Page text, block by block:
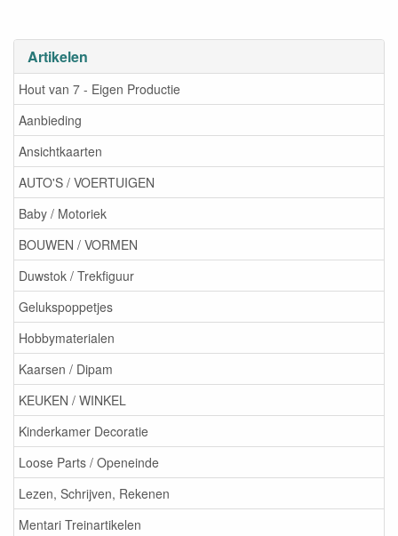
Artikelen
Hout van 7 - Eigen Productie
Aanbieding
Ansichtkaarten
AUTO'S / VOERTUIGEN
Baby / Motoriek
BOUWEN / VORMEN
Duwstok / Trekfiguur
Gelukspoppetjes
Hobbymaterialen
Kaarsen / Dipam
KEUKEN / WINKEL
Kinderkamer Decoratie
Loose Parts / Openeinde
Lezen, Schrijven, Rekenen
Mentari Treinartikelen